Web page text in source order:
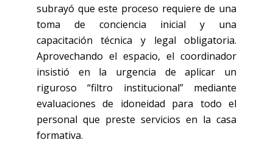
subrayó que este proceso requiere de una
toma de conciencia inicial y una
capacitación técnica y legal obligatoria.
Aprovechando el espacio, el coordinador
insistió en la urgencia de aplicar un
riguroso “filtro institucional” mediante
evaluaciones de idoneidad para todo el
personal que preste servicios en la casa
formativa.